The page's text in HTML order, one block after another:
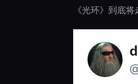
《光环》到底将